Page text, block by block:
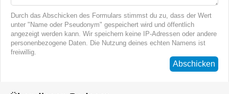
Durch das Abschicken des Formulars stimmst du zu, dass der Wert
unter "Name oder Pseudonym" gespeichert wird und öffentlich
angezeigt werden kann. Wir speichern keine IP-Adressen oder andere
personenbezogene Daten. Die Nutzung deines echten Namens ist
freiwillig.
Abschicken